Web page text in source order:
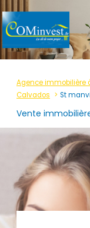
Accueil
Agence immobilière
Calvados
St
Vente